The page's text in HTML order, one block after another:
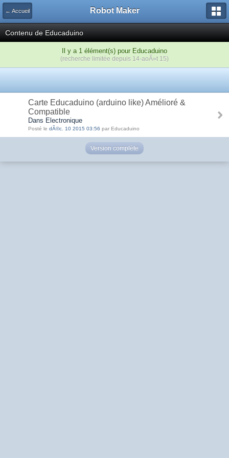
← Accueil Robot Maker
Contenu de Educaduino
Il y a 1 élément(s) pour Educaduino
(recherche limitée depuis 14-aoÃ»t 15)
Carte Educaduino (arduino like) Amélioré &
Compatible
Dans Electronique
Posté le dÃ©c. 10 2015 03:56 par Educaduino
Version complète